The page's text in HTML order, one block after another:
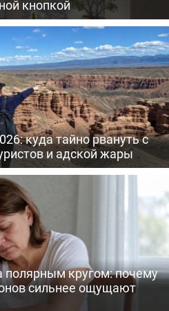
кнопкой
куда тайно рвануть с
и адской жары
кругом: почему
сильнее ощущают